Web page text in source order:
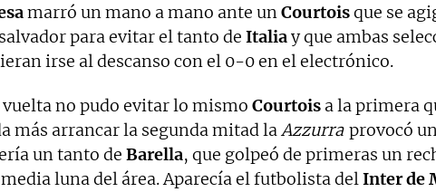
marró un mano a mano ante unCourtoisque se
para evitar el tanto de Italiay que ambas
irse al descanso con el 0-0 en el electrónico.
vuelta no pudo evitar lo mismo Courtois a la primera
más arrancar la segunda mitad laAzzurra provocó
un tanto de Barella, que golpeó de primeras un
media luna del área. Aparecía el futbolista delInter de